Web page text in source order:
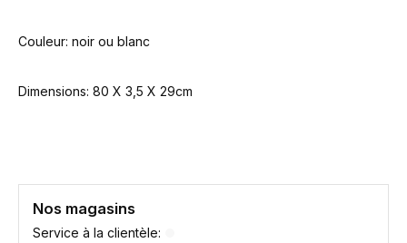
Couleur: noir ou blanc
Dimensions: 80 X 3,5 X 29cm
Nos magasins
Service à la clientèle: